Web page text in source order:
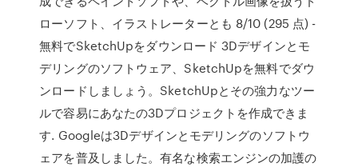
ローソフト、イラストレーターとも 8/10 (295 点) -
無料でSketchUpをダウンロード 3Dデザインとモ
デリングのソフトウェア、SketchUpを無料でダウ
ンロードしましょう。SketchUpとその強力なツー
ルで容易にあなたの3Dプロジェクトを作成できま
す. Googleは3Dデザインとモデリングのソフトウ
ェアを普及しました。有名な検索エンジンの加護の